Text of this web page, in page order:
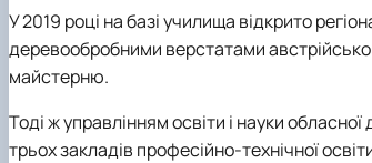
У 2019 році на базі училища відкрито
деревообробними верстатами
майстерню.
Тоді ж управлінням освіти і науки
трьох закладів професійно-технічної